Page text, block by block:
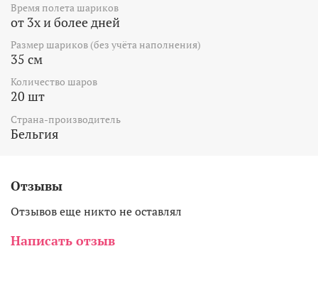
Время полета шариков
от 3х и более дней
Размер шариков (без учёта наполнения)
35 см
Количество шаров
20 шт
Страна-производитель
Бельгия
Отзывы
Отзывов еще никто не оставлял
Написать отзыв